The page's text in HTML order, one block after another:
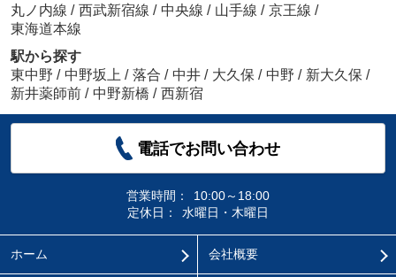
丸ノ内線 / 西武新宿線 / 中央線 / 山手線 / 京王線 /
東海道本線
駅から探す
東中野 / 中野坂上 / 落合 / 中井 / 大久保 / 中野 / 新大久保 /
新井薬師前 / 中野新橋 / 西新宿
電話でお問い合わせ
営業時間：
10:00～18:00
定休日：
水曜日・木曜日
ホーム 会社概要